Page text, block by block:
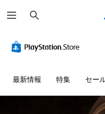
索
最新情報 特集 セー